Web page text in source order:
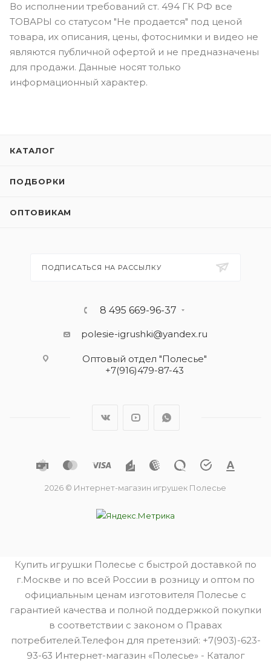
Во исполнении требований ст. 494 ГК РФ все
ТОВАРЫ со статусом "Не продается" под ценой
товара, их описания, цены, фотоснимки и видео не
являются публичной офертой и не предназначены
для продажи. Данные носят только
информационный характер.
КАТАЛОГ
ПОДБОРКИ
ОПТОВИКАМ
ПОДПИСАТЬСЯ НА РАССЫЛКУ
8 495 669-96-37
polesie-igrushki@yandex.ru
Оптовый отдел "Полесье"
+7(916)479-87-43
2026 © Интернет-магазин игрушек Полесье
Купить игрушки Полесье с быстрой доставкой по
г.Москве и по всей России в розницу и оптом по
официальным ценам изготовителя Полесье с
гарантией качества и полной поддержкой покупки
в соответствии с законом о Правах
потребителей.Телефон для претензий: +7(903)-623-
93-63 Интернет-магазин «Полесье» - Каталог